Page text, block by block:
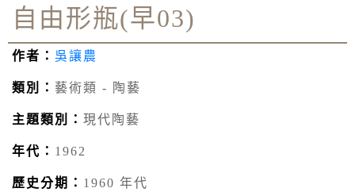
自由形瓶(早03)
作者： 吳讓農
類別： 藝術類 - 陶藝
主題類別： 現代陶藝
年代： 1962
歷史分期： 1960 年代